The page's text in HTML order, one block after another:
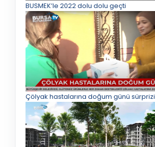
BUSMEK’le 2022 dolu dolu geçti
Çölyak hastalarına doğum günü sürprizi